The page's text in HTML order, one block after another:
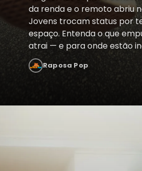
da renda e o remoto abriu
Jovens trocam status por
espaço. Entenda o que
atrai — e para onde estão
Raposa Pop